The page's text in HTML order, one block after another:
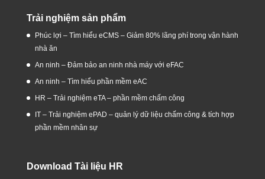
Trải nghiệm sản phẩm
Phúc lợi – Tìm hiểu eCMS – Giảm 80% lãng phí trong vận hành
nhà ăn
An ninh – Đảm bảo an ninh nhà máy với eFAC
An ninh – Tìm hiểu phần mềm eAC
HR – Trải nghiệm eTA – phần mềm chấm công
IT – Trải nghiệm ePAD – quản lý dữ liệu chấm công & tích hợp
phần mềm nhân sự
Download Tài liệu HR